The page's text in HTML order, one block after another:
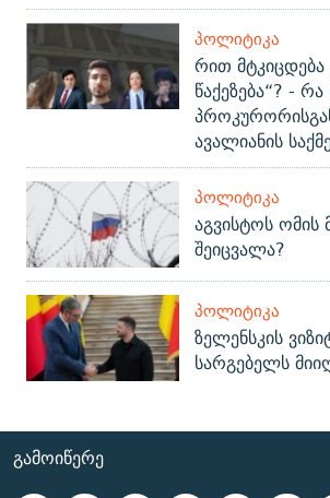
ᲞᲝᲚᲘᲢᲘᲙᲐ
რით
წაქეზება“? -
ავალიანის
ᲞᲝᲚᲘᲢᲘᲙᲐ
აგვისტოს
შეიცვალა?
ᲞᲝᲚᲘᲢᲘᲙᲐ
ზელენსკის
სარგებელს
ᲒᲐᲛᲝᲘᲬᲔᲠᲔ